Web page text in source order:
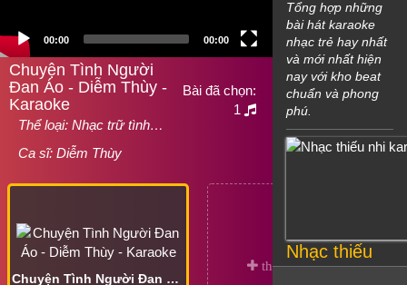
00:00 00:00
Chuyện Tình Người
Đan Áo - Diễm Thùy -
Karaoke
Thể loại: Nhạc trữ tình…
Ca sĩ: Diễm Thùy
Bài đã chọn:
1
Chuyện Tình Người Đan Áo - Diễm Thùy - Karaoke
Tổng hợp những
bài hát karaoke
nhạc trẻ hay nhất
và mới nhất hiện
nay với kho beat
chuẩn và phong
phú.
Nhạc thiếu